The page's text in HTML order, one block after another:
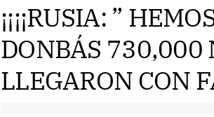
¡¡¡¡RUSIA: ”
DONBÁS 730,000
LLEGARON CON